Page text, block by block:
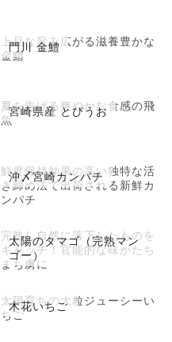
門川 金鱧
上品な旨み広がる滋養豊かな
金鱧
宮崎県産 とびうお
夏を告げる爽やかな食感の飛
魚
沖〆宮崎カンパチ
鮮度保持効果の高い独特な活
き締め法で出荷される新鮮カ
ンパチ
太陽のタマゴ（完熟マン
ゴー）
完熟し自然に落下したものを
キャッチ！官能的な味がたち
まち虜に
木花いちご
太陽育ちの大粒ジューシーい
ちご